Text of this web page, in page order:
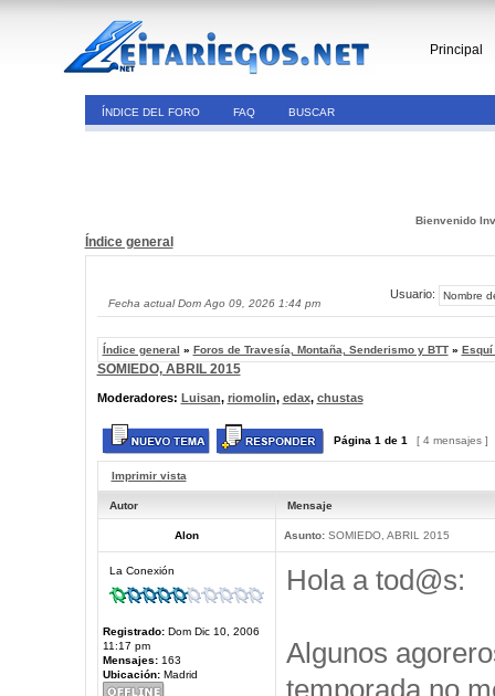
Principal
ÍNDICE DEL FORO FAQ BUSCAR
Bienvenido
Índice general
Fecha actual Dom Ago 09, 2026 1:44 pm
Usuario:
Índice general » Foros de Travesía, Montaña, Senderismo y BTT» Esquí
SOMIEDO, ABRIL 2015
Moderadores: Luisan, riomolin, edax, chustas
Página 1 de 1 [ 4 mensajes ]
Imprimir vista
Autor Mensaje
Alon Asunto:SOMIEDO, ABRIL 2015
La Conexión
Registrado:Dom Dic 10, 2006
11:17 pm
Mensajes:163
Ubicación:Madrid
Hola a tod@s:
Algunos
temporada no